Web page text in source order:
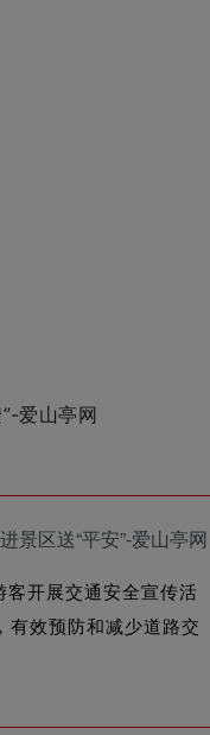
客开展交通安全宣传活
有效预防和减少道路交